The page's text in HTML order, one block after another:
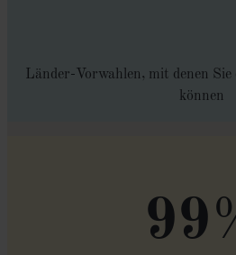
Länder-Vorwahlen, mit denen
können
99